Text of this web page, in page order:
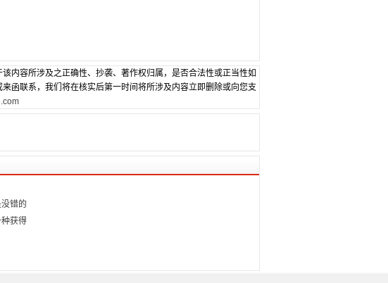
内容所涉及之正确性、抄袭、著作权归属，是否合法性或正当性如
函联系，我们将在核实后第一时间将所涉及内容立即删除或向您支
错的
获得